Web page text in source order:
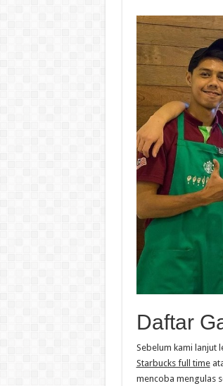
Daftar
Sebelum kami lanjut
Starbucks full time
mencoba mengulas